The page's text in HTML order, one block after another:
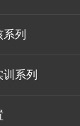
列
系列